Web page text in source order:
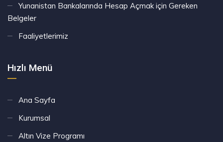
Yunanistan Bankalarında Hesap Açmak için Gereken
Belgeler
Faaliyetlerimiz
Hızlı Menü
Ana Sayfa
Kurumsal
Altın Vize Programı